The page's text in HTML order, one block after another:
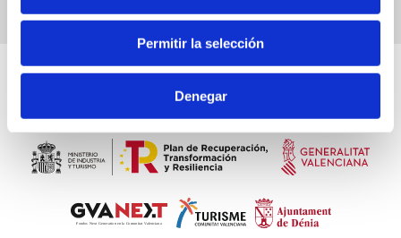
Permitir la selección
Denegar